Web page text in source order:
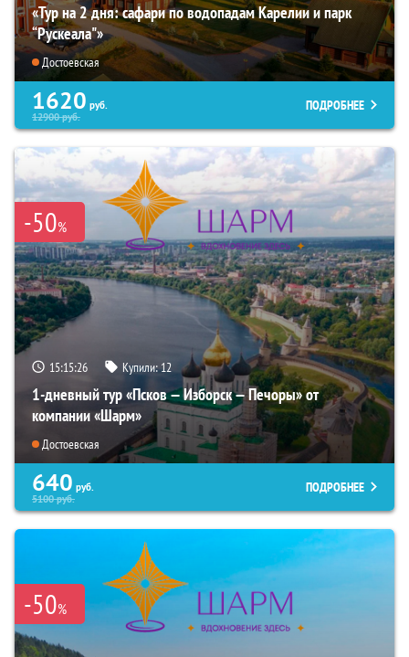
«Тур на 2 дня: сафари по водопадам Карелии и парк
“Рускеала"»
Достоевская
1620 руб.
12900руб.
ПОДРОБНЕЕ
-50%
15:15:25 Купили:12
1-дневный тур «Псков — Изборск — Печоры» от
компании «Шарм»
Достоевская
640 руб.
5100руб.
ПОДРОБНЕЕ
-50%